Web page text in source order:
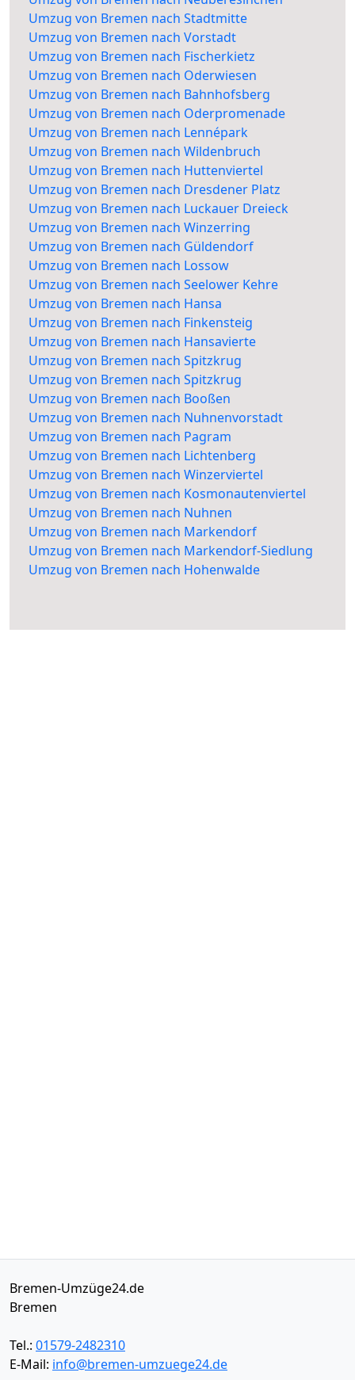
Umzug von Bremen nach Stadtmitte
Umzug von Bremen nach Vorstadt
Umzug von Bremen nach Fischerkietz
Umzug von Bremen nach Oderwiesen
Umzug von Bremen nach Bahnhofsberg
Umzug von Bremen nach Oderpromenade
Umzug von Bremen nach Lennépark
Umzug von Bremen nach Wildenbruch
Umzug von Bremen nach Huttenviertel
Umzug von Bremen nach Dresdener Platz
Umzug von Bremen nach Luckauer Dreieck
Umzug von Bremen nach Winzerring
Umzug von Bremen nach Güldendorf
Umzug von Bremen nach Lossow
Umzug von Bremen nach Seelower Kehre
Umzug von Bremen nach Hansa
Umzug von Bremen nach Finkensteig
Umzug von Bremen nach Hansavierte
Umzug von Bremen nach Spitzkrug
Umzug von Bremen nach Spitzkrug
Umzug von Bremen nach Booßen
Umzug von Bremen nach Nuhnenvorstadt
Umzug von Bremen nach Pagram
Umzug von Bremen nach Lichtenberg
Umzug von Bremen nach Winzerviertel
Umzug von Bremen nach Kosmonautenviertel
Umzug von Bremen nach Nuhnen
Umzug von Bremen nach Markendorf
Umzug von Bremen nach Markendorf-Siedlung
Umzug von Bremen nach Hohenwalde
Bremen-Umzüge24.de
Bremen
Tel.: 01579-2482310
E-Mail: info@bremen-umzuege24.de